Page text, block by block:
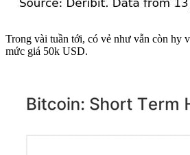
Trong vài tuần tới, có vẻ như vẫn còn hy
mức giá 50k USD.